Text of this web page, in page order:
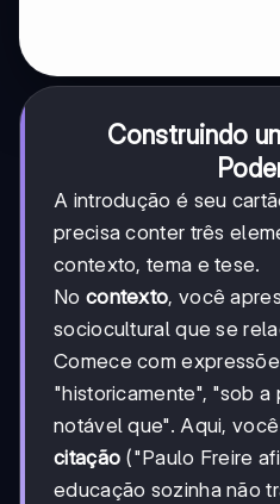
Construindo
A introdução é seu
precisa conter três
contexto, tema e tese.
No contexto, você
sociocultural que se
Comece com
"historicamente", "sob a
notável que". Aqui,
citação ("Paulo Freire
educação sozinha não